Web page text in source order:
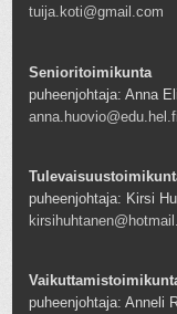
tuija.koti@gmail.com
Senioritoimikunta
puheenjohtaja: Anna
anna.huovio@edu.hel.fi
puheenjohtaja: Kirsi
puheenjohtaja: Anneli